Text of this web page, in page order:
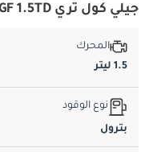
جيلي كول تري GF 1.5TD المواصفات الأساسية
المحرك
1.5 ليتر
نوع الوقود
بترول